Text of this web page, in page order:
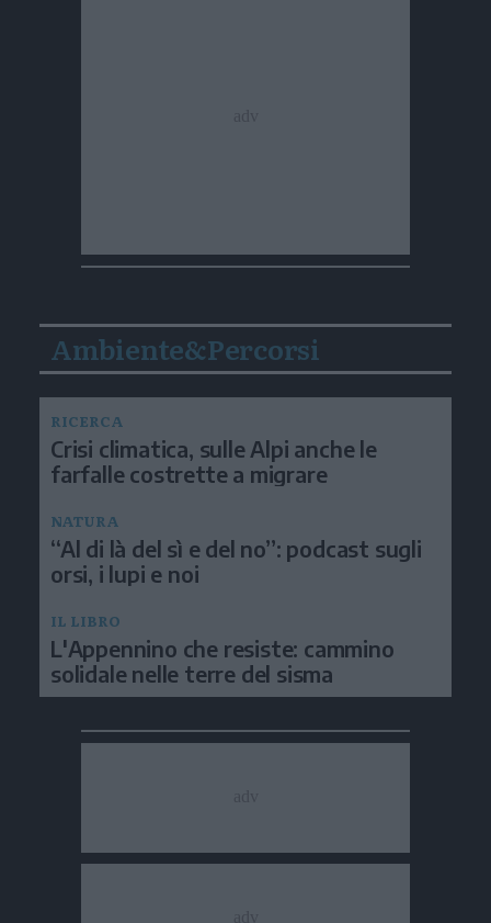
Ambiente&Percorsi
RICERCA
Crisi climatica, sulle Alpi anche le
farfalle costrette a migrare
NATURA
“Al di là del sì e del no”: podcast sugli
orsi, i lupi e noi
IL LIBRO
L'Appennino che resiste: cammino
solidale nelle terre del sisma